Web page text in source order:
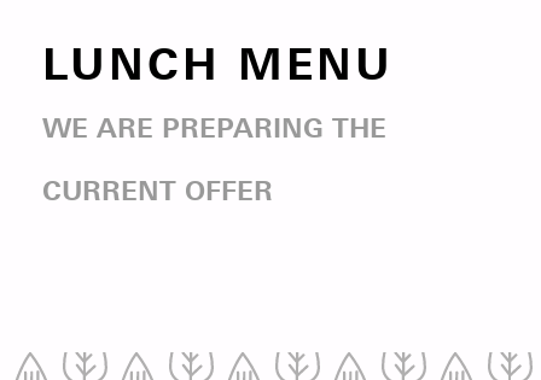
LUNCH MENU
WE ARE PREPARING THE
CURRENT OFFER